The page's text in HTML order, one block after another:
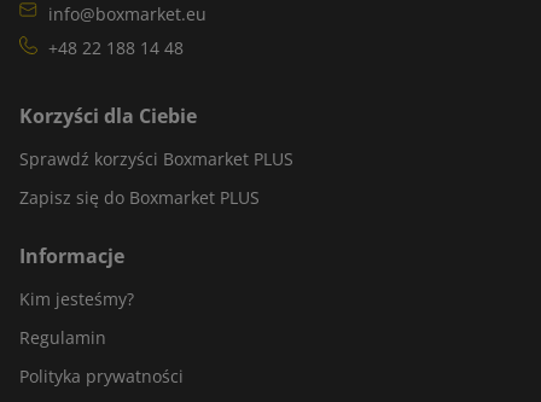
info@boxmarket.eu
+48 22 188 14 48
Korzyści dla Ciebie
Sprawdź korzyści Boxmarket PLUS
Zapisz się do Boxmarket PLUS
Informacje
Kim jesteśmy?
Regulamin
Polityka prywatności